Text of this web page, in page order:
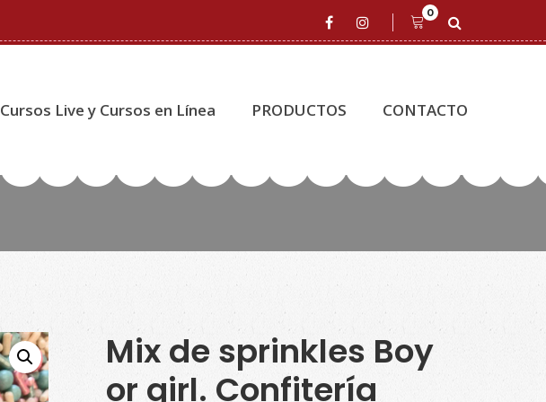
0
Cursos Live y Cursos en Línea PRODUCTOS CONTACTO
Mix de sprinkles Boy
or girl. Confitería